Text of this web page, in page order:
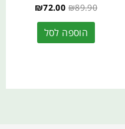
₪89.90
₪72.00
הוספה לסל